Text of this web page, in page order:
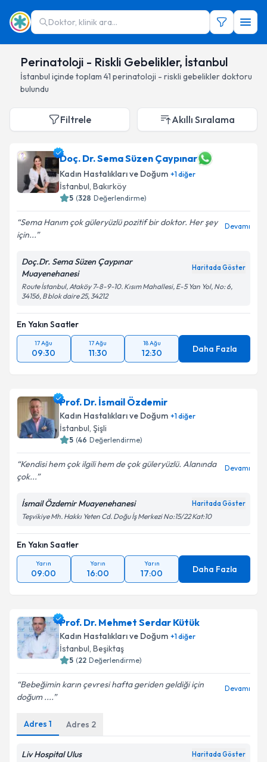
Doktor, klinik ara...
Perinatoloji - Riskli Gebelikler, İstanbul
İstanbul içinde toplam 41 perinatoloji - riskli gebelikler doktoru
bulundu
Filtrele Akıllı Sıralama
Doç. Dr. Sema Süzen Çaypınar
Kadın Hastalıkları ve Doğum +1diğer
İstanbul, Bakırköy
5 (328 Değerlendirme)
Sema Hanım çok güleryüzlü pozitif bir doktor. Her şey
için...
Devamı
Doç.Dr. Sema Süzen Çaypınar
Muayenehanesi
Haritada Göster
Route İstanbul, Ataköy 7-8-9-10. Kısım Mahallesi, E-5 Yan Yol, No: 6,
34156, B blok daire 25, 34212
En Yakın Saatler
17 Ağu
09:30
17 Ağu
11:30
18 Ağu
12:30 Daha Fazla
Prof. Dr. İsmail Özdemir
Kadın Hastalıkları ve Doğum +1diğer
İstanbul, Şişli
5 (46 Değerlendirme)
Kendisi hem çok ilgili hem de çok güleryüzlü. Alanında
çok...
Devamı
İsmail Özdemir Muayenehanesi Haritada Göster
Teşvikiye Mh. Hakkı Yeten Cd. Doğu İş Merkezi No:15/22 Kat:10
En Yakın Saatler
Yarın
09:00
Yarın
16:00
Yarın
17:00 Daha Fazla
Prof. Dr. Mehmet Serdar Kütük
Kadın Hastalıkları ve Doğum +1diğer
İstanbul, Beşiktaş
5 (22 Değerlendirme)
Bebeğimin karın çevresi hafta geriden geldiği için
doğum ....
Devamı
Adres 1 Adres 2
Liv Hospital Ulus Haritada Göster